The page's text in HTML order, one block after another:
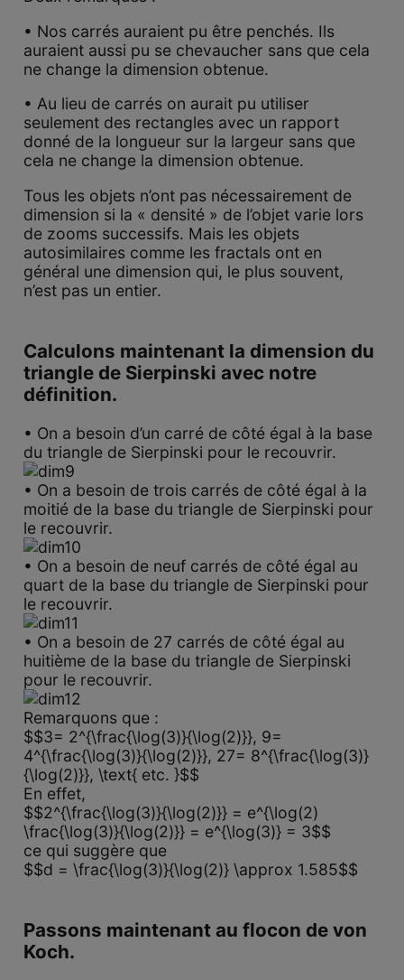
• Nos carrés auraient pu être penchés. Ils
auraient aussi pu se chevaucher sans que cela
ne change la dimension obtenue.
• Au lieu de carrés on aurait pu utiliser
seulement des rectangles avec un rapport
donné de la longueur sur la largeur sans que
cela ne change la dimension obtenue.
Tous les objets n’ont pas nécessairement de
dimension si la « densité » de l’objet varie lors
de zooms successifs. Mais les objets
autosimilaires comme les fractals ont en
général une dimension qui, le plus souvent,
n’est pas un entier.
Calculons maintenant la dimension du
triangle de Sierpinski avec notre
définition.
• On a besoin d’un carré de côté égal à la base
du triangle de Sierpinski pour le recouvrir.
• On a besoin de trois carrés de côté égal à la
moitié de la base du triangle de Sierpinski pour
le recouvrir.
• On a besoin de neuf carrés de côté égal au
quart de la base du triangle de Sierpinski pour
le recouvrir.
• On a besoin de 27 carrés de côté égal au
huitième de la base du triangle de Sierpinski
pour le recouvrir.
Remarquons que :
$$3= 2^{\frac{\log(3)}{\log(2)}}, 9=
4^{\frac{\log(3)}{\log(2)}}, 27= 8^{\frac{\log(3)}
{\log(2)}}, \text{ etc. }$$
En effet,
$$2^{\frac{\log(3)}{\log(2)}} = e^{\log(2)
\frac{\log(3)}{\log(2)}} = e^{\log(3)} = 3$$
ce qui suggère que
$$d = \frac{\log(3)}{\log(2)} \approx 1.585$$
Passons maintenant au flocon de von
Koch.